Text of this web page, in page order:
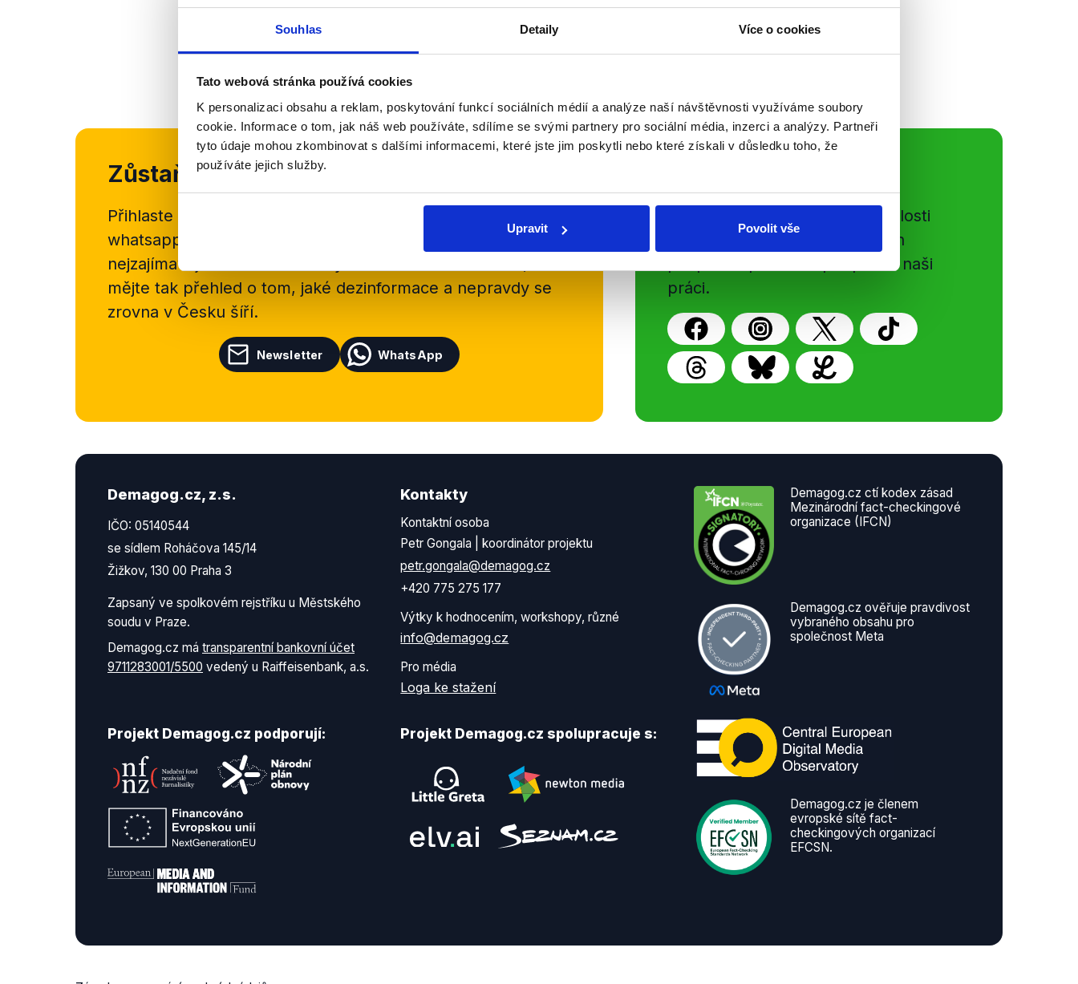
Souhlas Detaily Více o cookies
Tato webová stránka používá cookies
K personalizaci obsahu a reklam, poskytování funkcí sociálních médií a analýze naší návštěvnosti využíváme soubory
cookie. Informace o tom, jak náš web používáte, sdílíme se svými partnery pro sociální média, inzerci a analýzy. Partneři
tyto údaje mohou zkombinovat s dalšími informacemi, které jste jim poskytli nebo které získali v důsledku toho, že
používáte jejich služby.
Upravit Povolit vše
nedělních Otázek Václava Moravce. Hlavními tématy
pořadu byly nejasnosti ohledně úřadem...
Zůstaňme v kontaktu
Přihlaste se k odběru našeho
whatsappového kanálu, kde pravidelně přinášíme shrnutí
nejzajímavějších článků a analýz. Začněte nás odebírat, a
mějte tak přehled o tom, jaké dezinformace a nepravdy se
zrovna v Česku šíří.
Newsletter WhatsApp
Nenechte si ujít nejnovější události
z Demagog.cz. Sdílením našich
příspěvků přátelům podpoříte naši
práci.
Demagog.cz, z.s.
IČO: 05140544
se sídlem Roháčova 145/14
Žižkov, 130 00 Praha 3
Zapsaný ve spolkovém rejstříku u Městského
soudu v Praze.
Demagog.cz má transparentní bankovní účet
9711283001/5500 vedený u Raiffeisenbank, a.s.
Kontakty
Kontaktní osoba
Petr Gongala | koordinátor projektu
petr.gongala@demagog.cz
+420 775 275 177
Výtky k hodnocením, workshopy, různé
info@demagog.cz
Pro média
Loga ke stažení
Projekt Demagog.cz podporují: Projekt Demagog.cz spolupracuje s:
Demagog.cz ctí kodex zásad
Mezinárodní fact-checkingové
organizace (IFCN)
Demagog.cz ověřuje pravdivost
vybraného obsahu pro
společnost Meta
Demagog.cz je členem
evropské sítě fact-
checkingových organizací
EFCSN.